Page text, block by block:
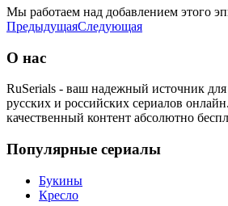
Мы работаем над добавлением этого
ПредыдущаяСледующая
О нас
RuSerials - ваш надежный источник
русских и российских сериалов
качественный контент абсолютно
Популярные сериалы
Букины
Кресло